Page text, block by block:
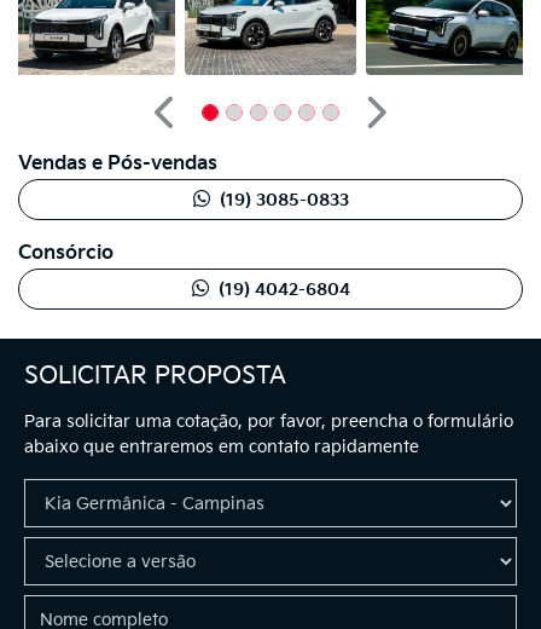
SOLICITAR PROPOSTA
Para solicitar uma cotação, por favor, preencha o formulário
abaixo que entraremos em contato rapidamente
Anterior
Próximo
Vendas e Pós-vendas
(19) 3085-0833
Consórcio
(19) 4042-6804